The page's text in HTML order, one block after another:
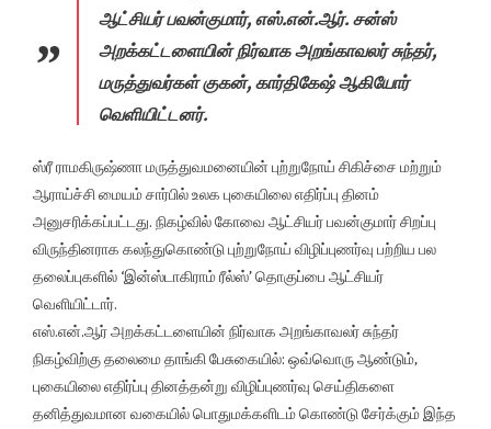
ஆட்சியர் பவன்குமார், எஸ்.என்.ஆர். சன்ஸ்
அறக்கட்டளையின் நிர்வாக அறங்காவலர் சுந்தர்,
மருத்துவர்கள் குகன், கார்திகேஷ் ஆகியோர்
வெளியிட்டனர்.
ஸ்ரீ ராமகிருஷ்ணா மருத்துவமனையின் புற்றுநோய் சிகிச்சை மற்றும்
ஆராய்ச்சி மையம் சார்பில் உலக புகையிலை எதிர்ப்பு தினம்
அனுசரிக்கப்பட்டது. நிகழ்வில் கோவை ஆட்சியர் பவன்குமார் சிறப்பு
விருந்தினராக கலந்துகொண்டு புற்றுநோய் விழிப்புணர்வு பற்றிய பல
தலைப்புகளில் ‘இன்ஸ்டாகிராம் ரீல்ஸ்’ தொகுப்பை ஆட்சியர்
வெளியிட்டார்.
எஸ்.என்.ஆர் அறக்கட்டளையின் நிர்வாக அறங்காவலர் சுந்தர்
நிகழ்விற்கு தலைமை தாங்கி பேசுகையில்: ஒவ்வொரு ஆண்டும்,
புகையிலை எதிர்ப்பு தினத்தன்று விழிப்புணர்வு செய்திகளை
தனித்துவமான வகையில் பொதுமக்களிடம் கொண்டு சேர்க்கும் இந்த